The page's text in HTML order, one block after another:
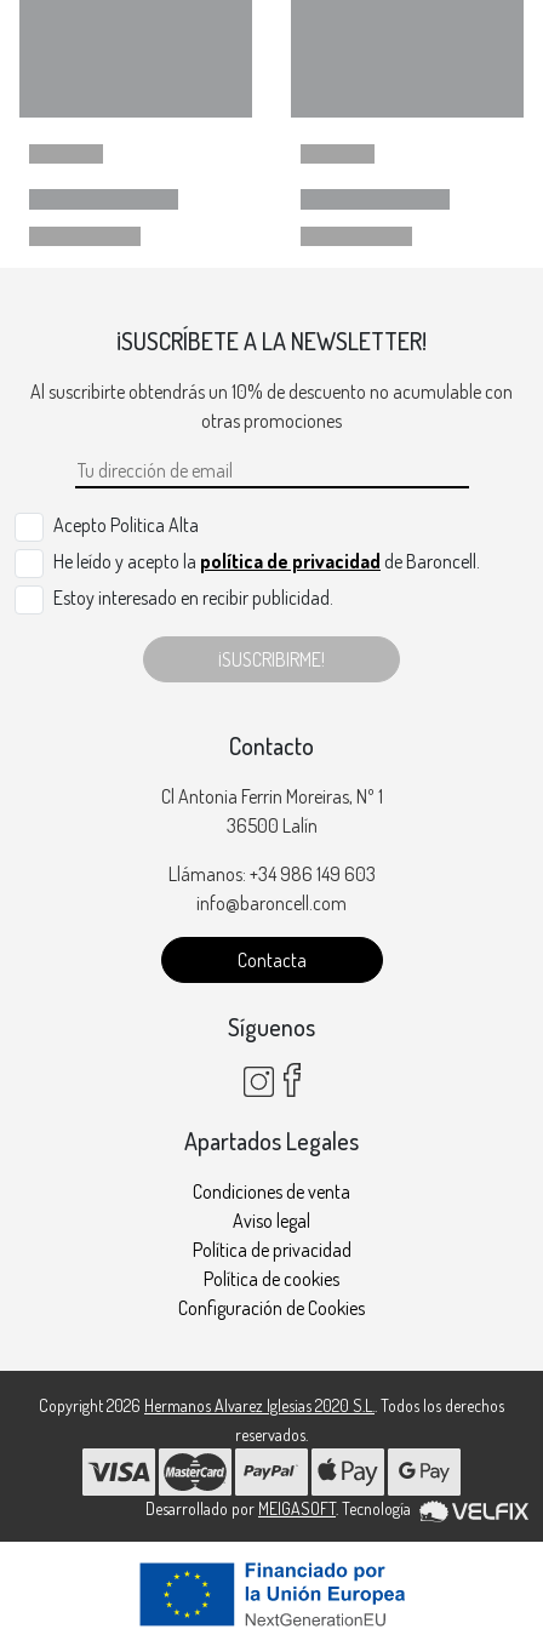
¡SUSCRÍBETE A LA NEWSLETTER!
Al suscribirte obtendrás un 10% de descuento no acumulable con
otras promociones
Acepto Politica Alta
He leído y acepto la política de privacidad de Baroncell.
Estoy interesado en recibir publicidad.
¡SUSCRIBIRME!
Contacto
Cl Antonia Ferrin Moreiras, Nº 1
36500 Lalín
Llámanos: +34 986 149 603
info@baroncell.com
Contacta
Síguenos
Apartados Legales
Condiciones de venta
Aviso legal
Política de privacidad
Política de cookies
Configuración de Cookies
Copyright 2026 Hermanos Alvarez Iglesias 2020 S.L.. Todos los derechos
reservados.
Desarrollado por MEIGASOFT. Tecnología